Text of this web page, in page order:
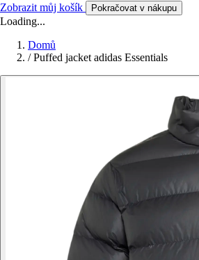
Zobrazit můj košík Pokračovat v nákupu
Loading...
Domů
/ Puffed jacket adidas Essentials